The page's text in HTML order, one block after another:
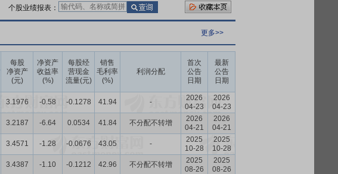
个股业绩报表：
更多>>
每股
净资产
(元)
净资产
收益率
(%)
每股经
营现金
流量(元)
销售
毛利率
(%)
利润分配
首次
公告
日期
最新
公告
日期
3.1976 -0.58 -0.1278 41.94 -
2026
04-23
2026
04-23
3.2187 -6.64 0.0534 41.84 不分配不转增
2026
04-21
2026
04-21
3.4571 -1.28 -0.0676 43.05 -
2025
10-28
2025
10-28
3.4387 -1.10 -0.1212 42.96 不分配不转增
2025
08-26
2025
08-26